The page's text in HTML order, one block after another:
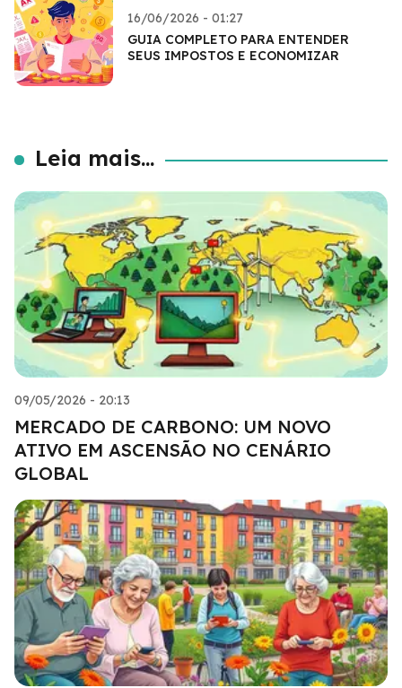
16/06/2026 - 01:27
GUIA COMPLETO PARA ENTENDER
SEUS IMPOSTOS E ECONOMIZAR
Leia mais...
09/05/2026 - 20:13
MERCADO DE CARBONO: UM NOVO
ATIVO EM ASCENSÃO NO CENÁRIO
GLOBAL